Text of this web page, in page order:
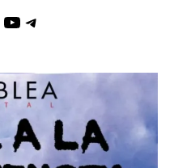
YouTube
Telegram